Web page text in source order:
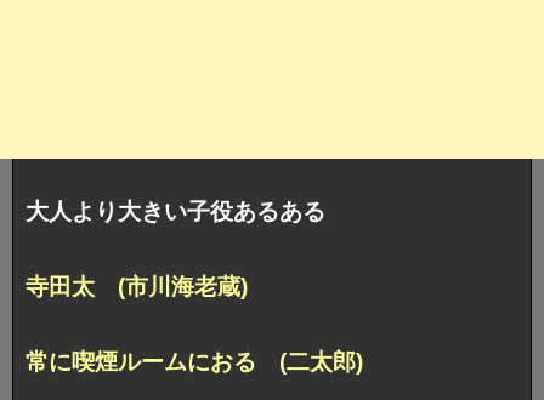
大人より大きい子役あるある
寺田太 (市川海老蔵)
常に喫煙ルームにおる (二太郎)